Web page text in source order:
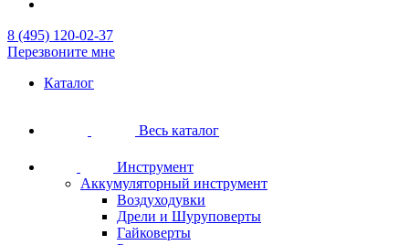
8 (495) 120-02-37
Перезвоните мне
Каталог
Весь каталог
Инструмент
Аккумуляторный инструмент
Воздуходувки
Дрели и Шуруповерты
Гайковерты